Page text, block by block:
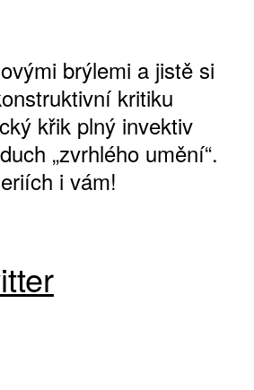
brýlemi a jistě si
kritiku
křik plný invektiv
„zvrhlého umění“.
i vám!